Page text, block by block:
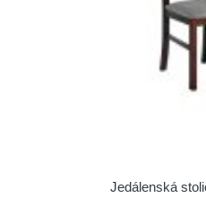
Jedálenská